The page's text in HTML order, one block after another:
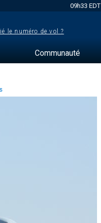
09h33 EDT
le numéro de vol ?
Communauté